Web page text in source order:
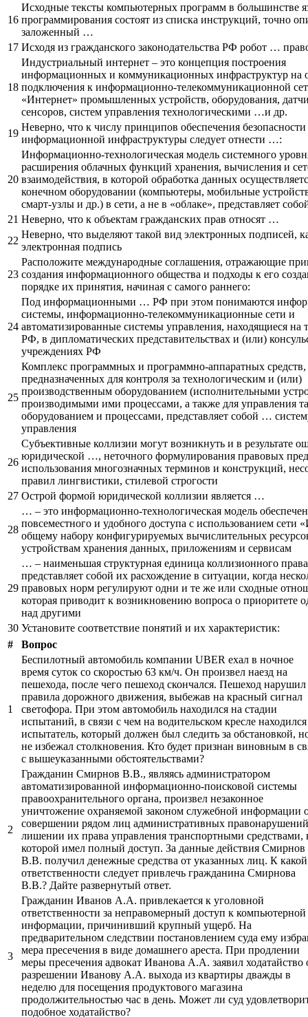
16
Исходные тексты компьютерных программ в большинстве
программирования состоят из списка инструкций, точно
заложенный …
17 Исходя из гражданского законодательства РФ робот …
18
Индустриальный интернет – это концепция построения
информационных и коммуникационных инфраструктур на
подключения к информационно-телекоммуникационной
«Интернет» промышленных устройств, оборудования,
сенсоров, систем управления технологическими …и др.
19
Неверно, что к числу принципов обеспечения
информационной инфраструктуры следует отнести …:
20
Информационно-технологическая модель системного
расширения облачных функций хранения, вычисления и
взаимодействия, в которой обработка данных
конечном оборудовании (компьютеры, мобильные
смарт-узлы и др.) в сети, а не в «облаке», представляет
21 Неверно, что к объектам гражданских прав относят …
22
Неверно, что выделяют такой вид электронных подписей,
электронная подпись
23
Расположите международные соглашения, отражающие
создания информационного общества и подходы к его
порядке их принятия, начиная с самого раннего:
24
Под информационными … РФ при этом понимаются
системы, информационно-телекоммуникационные сети и
автоматизированные системы управления, находящиеся на
РФ, в дипломатических представительствах и (или)
учреждениях РФ
25
Комплекс программных и программно-аппаратных средств,
предназначенных для контроля за технологическим и (или)
производственным оборудованием (исполнительными
производимыми ими процессами, а также для управления
оборудованием и процессами, представляет собой …
управления
26
Субъективные коллизии могут возникнуть и в результате
юридической …, неточного формулирования правовых
использования многозначных терминов и конструкций,
правил лингвистики, стилевой строгости
27 Острой формой юридической коллизии является …
28
… – это информационно-технологическая модель
повсеместного и удобного доступа с использованием сети
общему набору конфигурируемых вычислительных
устройствам хранения данных, приложениям и сервисам
29
… – наименьшая структурная единица коллизионного
представляет собой их расхождение в ситуации, когда
правовых норм регулируют одни и те же или сходные
которая приводит к возникновению вопроса о приоритете
над другими
30 Установите соответствие понятий и их характеристик:
#
Вопрос
1
Беспилотный автомобиль компании UBER ехал в ночное
время суток со скоростью 63 км/ч. Он произвел наезд на
пешехода, после чего пешеход скончался. Пешеход нарушил
правила дорожного движения, выбежав на красный сигнал
светофора. При этом автомобиль находился на стадии
испытаний, в связи с чем на водительском кресле находился
испытатель, который должен был следить за обстановкой,
не избежал столкновения. Кто будет признан виновным в
с вышеуказанными обстоятельствами?
2
Гражданин Смирнов В.В., являясь администратором
автоматизированной информационно-поисковой системы
правоохранительного органа, произвел незаконное
уничтожение охраняемой законом служебной информации
совершении рядом лиц административных
лишении их права управления транспортными средствами,
которой имел полный доступ. За данные действия Смирнов
В.В. получил денежные средства от указанных лиц. К какой
ответственности следует привлечь гражданина Смирнова
В.В.? Дайте развернутый ответ.
3
Гражданин Иванов А.А. привлекается к уголовной
ответственности за неправомерный доступ к компьютерной
информации, причинивший крупный ущерб. На
предварительном следствии постановлением суда ему
мера пресечения в виде домашнего ареста. При продлении
меры пресечения адвокат Иванова А.А. заявил ходатайство
разрешении Иванову А.А. выхода из квартиры дважды в
неделю для посещения продуктового магазина
продолжительностью час в день. Может ли суд
подобное ходатайство?